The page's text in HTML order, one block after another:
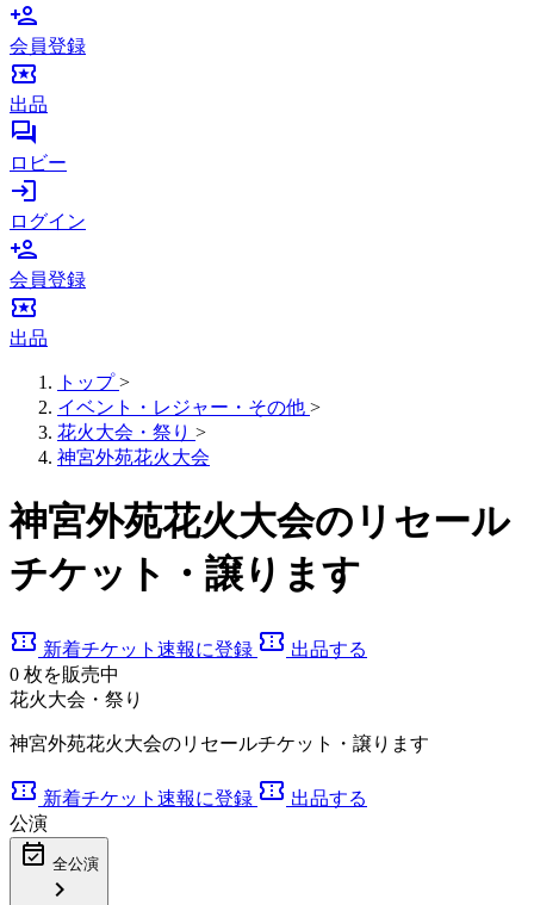
person_add
会員登録
local_activity
出品
forum
ロビー
login
ログイン
person_add
会員登録
local_activity
出品
トップ >
イベント・レジャー・その他 >
花火大会・祭り >
神宮外苑花火大会
神宮外苑花火大会のリセール
チケット・譲ります
confirmation_number 新着チケット速報に登録 confirmation_number 出品する
0 枚を販売中
花火大会・祭り
神宮外苑花火大会のリセールチケット・譲ります
confirmation_number 新着チケット速報に登録 confirmation_number 出品する
公演
event_available 全公演
chevron_right